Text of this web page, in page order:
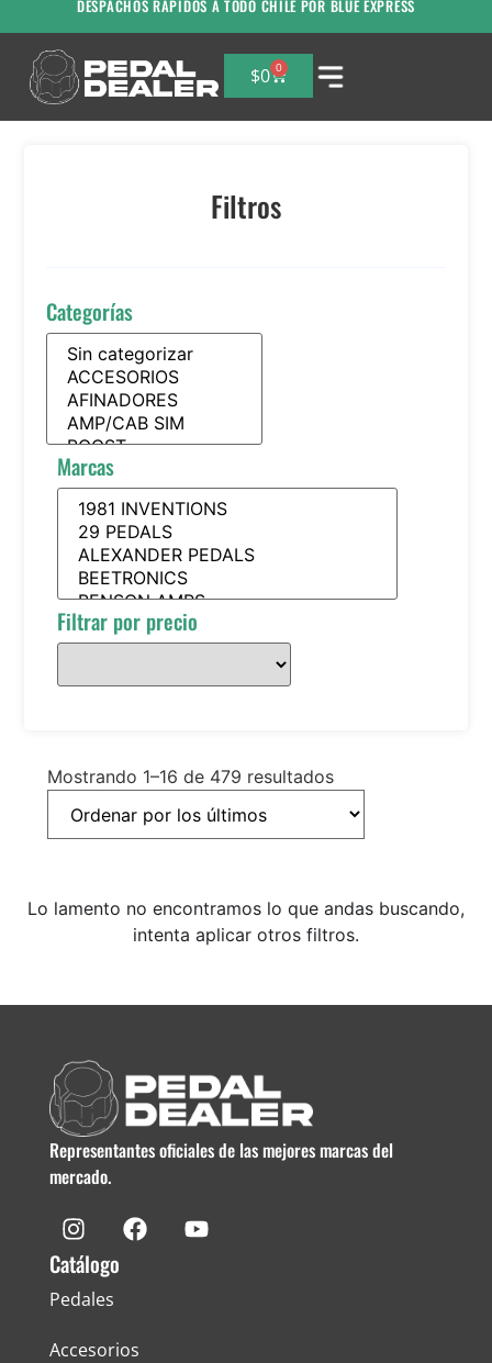
DESPACHOS RAPIDOS A TODO CHILE POR BLUE EXPRESS
$0 0
Filtros
Categorías
Marcas
Filtrar por precio
Mostrando 1–16 de 479 resultados
Lo lamento no encontramos lo que andas buscando,
intenta aplicar otros filtros.
Representantes oficiales de las mejores marcas del
mercado.
Catálogo
Pedales
Accesorios